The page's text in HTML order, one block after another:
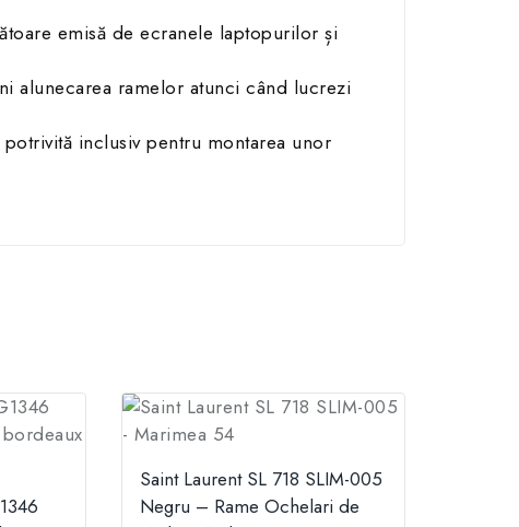
emisă de ecranele laptopurilor și
alunecarea ramelor atunci când lucrezi
inclusiv pentru montarea unor
Saint Laurent SL 718 SLIM-005
Negru – Rame Ochelari de